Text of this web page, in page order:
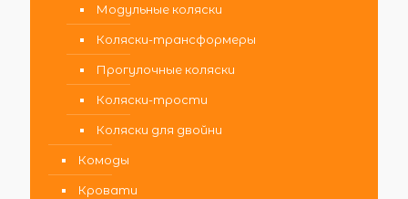
Модульные коляски
Коляски-трансформеры
Прогулочные коляски
Коляски-трости
Коляски для двойни
Комоды
Кровати